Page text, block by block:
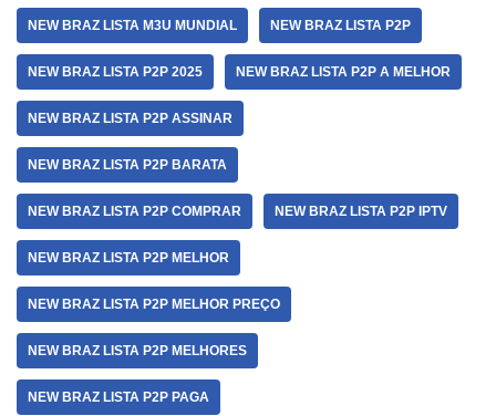
NEW BRAZ LISTA M3U MUNDIAL NEW BRAZ LISTA P2P
NEW BRAZ LISTA P2P 2025 NEW BRAZ LISTA P2P A MELHOR
NEW BRAZ LISTA P2P ASSINAR
NEW BRAZ LISTA P2P BARATA
NEW BRAZ LISTA P2P COMPRAR NEW BRAZ LISTA P2P IPTV
NEW BRAZ LISTA P2P MELHOR
NEW BRAZ LISTA P2P MELHOR PREÇO
NEW BRAZ LISTA P2P MELHORES
NEW BRAZ LISTA P2P PAGA